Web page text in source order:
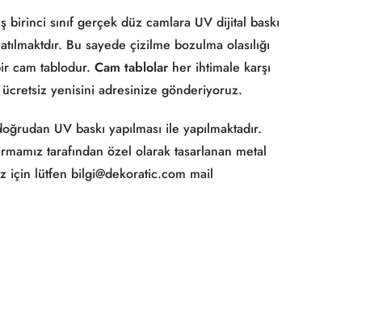
birinci sınıf gerçek düz camlara UV dijital baskı
Bu sayede çizilme bozulma olasılığı
cam tablodur. Cam tablolar her ihtimale karşı
ücretsiz yenisini adresinize gönderiyoruz.
UV baskı yapılması ile yapılmaktadır.
tarafından özel olarak tasarlanan metal
için lütfen bilgi@dekoratic.com mail